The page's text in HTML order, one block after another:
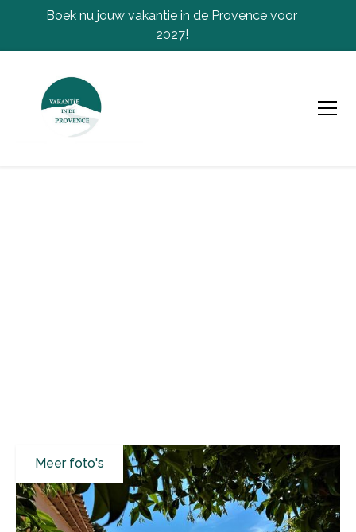
Boek nu jouw vakantie in de Provence voor
2027!
Alle resultaten
Gîtes
Meer foto's